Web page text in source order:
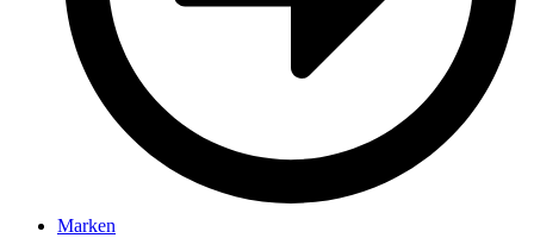
Marken